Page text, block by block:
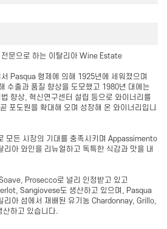
문으로 하는 이탈리아 Wine Estate
Pasqua 형제에 의해 1925년에 세워졌으며
수출과 품질 향상을 도모했고 1980년 대에는
향상, 혁신연구센터 설립 등으로 와이너리를
포도원을 확대해 오며 성장해 온 와이너리입니
모든 시장의 기대를 충족시키며 Appassimento
리아 와인을 리뉴얼하고 독특한 식감과 맛을 내
Prosecco로 널리 인정받고 있고
Sangiovese도 생산하고 있으며, Pasqua
리아 섬에서 재배된 유기농 Chardonnay, Grillo,
산하고 있습니다.